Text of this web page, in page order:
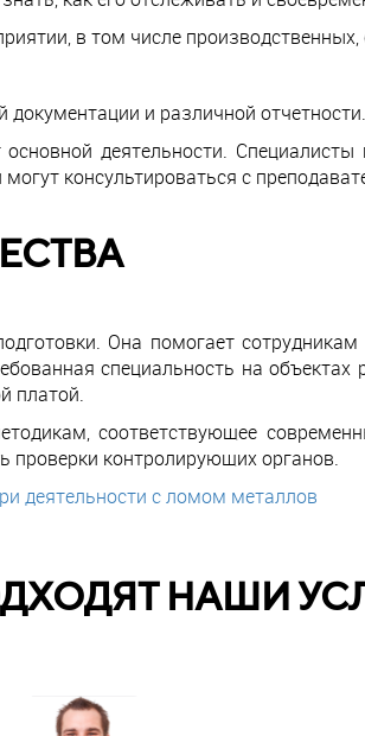
в том числе
и различной отчетности.
деятельности.
консультироваться с
Она помогает сотрудникам
специальность на объектах
платой.
соответствующее
проверки контролирующих органов.
деятельности с ломом металлов
НАШИ